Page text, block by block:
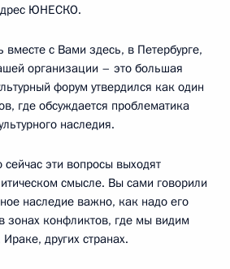
ЮНЕСКО.
вместе с Вами здесь, в Петербурге,
организации – это большая
форум утвердился как один
где обсуждается проблематика
наследия.
эти вопросы выходят
смысле. Вы сами говорили
наследие важно, как надо его
зонах конфликтов, где мы видим
других странах.